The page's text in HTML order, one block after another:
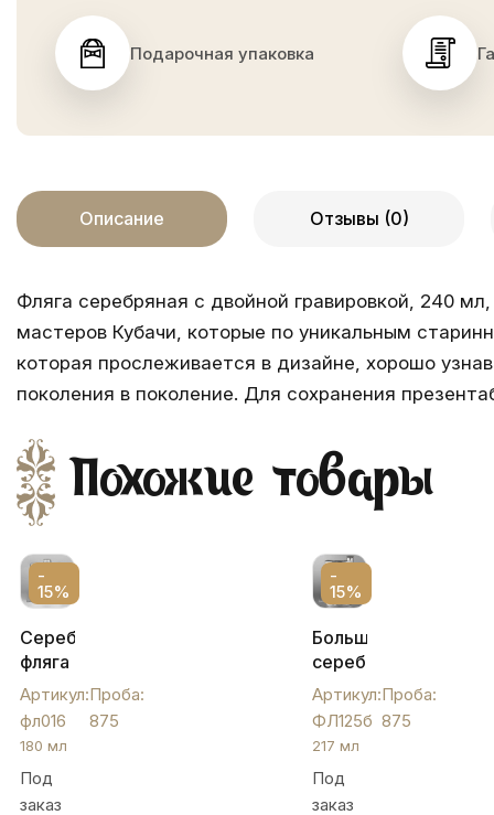
Подарочная упаковка
Описание Отзывы (0)
Фляга серебряная с двойной гравировкой, 240
мастеров Кубачи, которые по уникальным
которая прослеживается в дизайне, хорошо
поколения в поколение. Для сохранения
Похожие товары
-
15%
Серебряная
фляга
с
эмалью
и
гербом,
180
мл,
Артикул:
фл016
Проба:
875
180 мл
Под
заказ
-
15%
Большая
серебряная
фляга
без
чернения.,
ФЛ125б
Артикул:
ФЛ125б
Проба:
875
217 мл
Под
заказ